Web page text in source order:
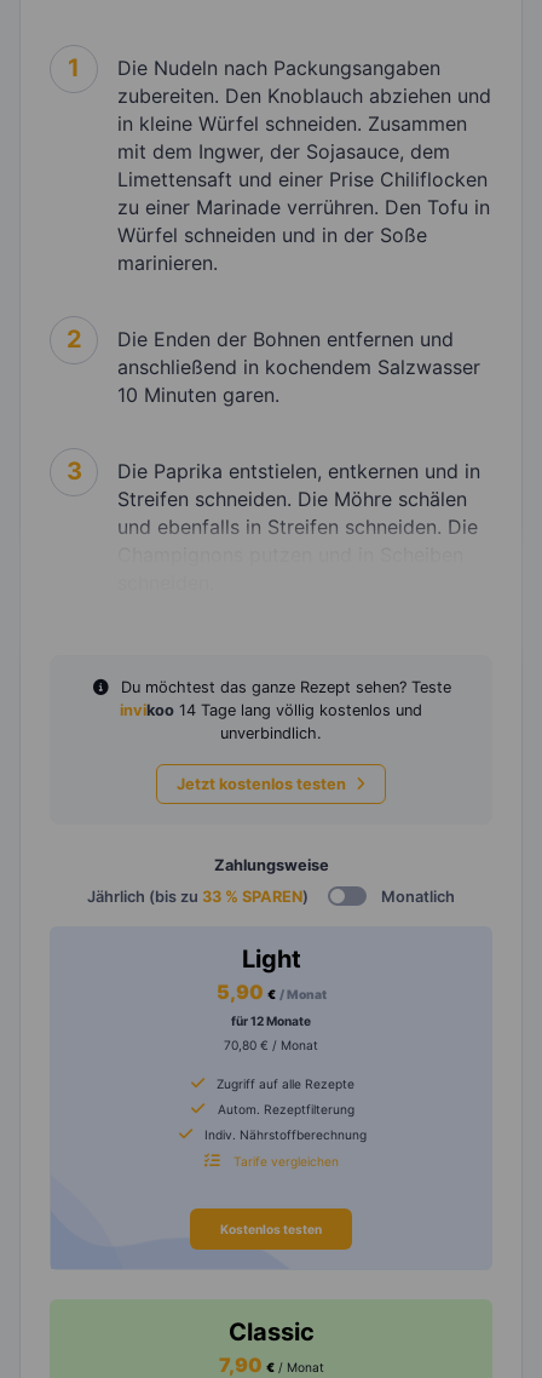
1
Die Nudeln nach Packungsangaben
zubereiten. Den Knoblauch abziehen und
in kleine Würfel schneiden. Zusammen
mit dem Ingwer, der Sojasauce, dem
Limettensaft und einer Prise Chiliflocken
zu einer Marinade verrühren. Den Tofu in
Würfel schneiden und in der Soße
marinieren.
2
Die Enden der Bohnen entfernen und
anschließend in kochendem Salzwasser
10 Minuten garen.
3
Die Paprika entstielen, entkernen und in
Streifen schneiden. Die Möhre schälen
und ebenfalls in Streifen schneiden. Die
Du möchtest das ganze Rezept sehen? Teste
invikoo 14 Tage lang völlig kostenlos und
unverbindlich.
Jetzt kostenlos testen
Zahlungsweise
Jährlich (bis zu 33 % SPAREN) Monatlich
Light
5,90 € / Monat
für 12 Monate
70,80 € / Monat
Zugriff auf alle Rezepte
Autom. Rezeptfilterung
Indiv. Nährstoffberechnung
Tarife vergleichen
Kostenlos testen
Classic
7,90 € / Monat